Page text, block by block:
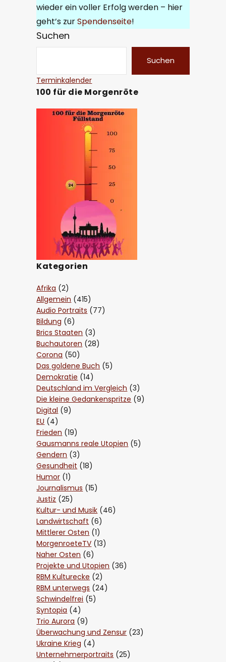
wieder ein voller Erfolg werden – hier
geht’s zurSpendenseite!
Suchen
Suchen
Terminkalender
100 für die Morgenröte
Kategorien
Afrika (2)
Allgemein (415)
Audio Portraits (77)
Bildung (6)
Brics Staaten (3)
Buchautoren (28)
Corona (50)
Das goldene Buch (5)
Demokratie (14)
Deutschland im Vergleich (3)
Die kleine Gedankenspritze (9)
Digital (9)
EU (4)
Frieden (19)
Gausmanns reale Utopien (5)
Gendern (3)
Gesundheit (18)
Humor (1)
Journalismus (15)
Justiz (25)
Kultur- und Musik (46)
Landwirtschaft (6)
Mittlerer Osten (1)
MorgenroeteTV (13)
Naher Osten (6)
Projekte und Utopien (36)
RBM Kulturecke (2)
RBM unterwegs (24)
Schwindelfrei (5)
Syntopia (4)
Trio Aurora (9)
Überwachung und Zensur (23)
Ukraine Krieg (4)
Unternehmerportraits (25)